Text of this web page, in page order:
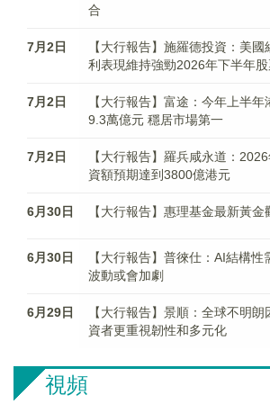
合
7月2日
【大行報告】施羅德投資：美
利表現維持強勁2026年下半年
7月2日
【大行報告】富途：今年上半
9.3萬億元 穩居市場第一
7月2日
【大行報告】羅兵咸永道：
資額預期達到3800億港元
6月30日 【大行報告】惠理基金最新黃金
6月30日
【大行報告】普徠仕：AI結構
波動或會加劇
6月29日
【大行報告】景順：全球不明
資者更重視韌性和多元化
視頻